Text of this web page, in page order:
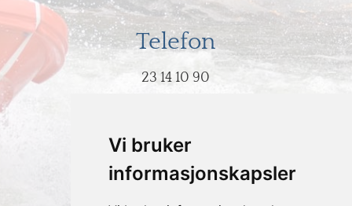
Vi bruker
informasjonskapsler
Telefon
23 14 10 90
post@hodeovervann.no